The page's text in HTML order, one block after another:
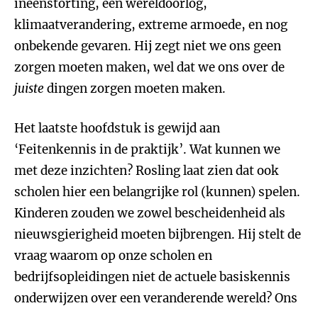
ineenstorting, een wereldoorlog,
klimaatverandering, extreme armoede, en nog
onbekende gevaren. Hij zegt niet we ons geen
zorgen moeten maken, wel dat we ons over de
juiste dingen zorgen moeten maken.
Het laatste hoofdstuk is gewijd aan
‘Feitenkennis in de praktijk’. Wat kunnen we
met deze inzichten? Rosling laat zien dat ook
scholen hier een belangrijke rol (kunnen) spelen.
Kinderen zouden we zowel bescheidenheid als
nieuwsgierigheid moeten bijbrengen. Hij stelt de
vraag waarom op onze scholen en
bedrijfsopleidingen niet de actuele basiskennis
onderwijzen over een veranderende wereld? Ons